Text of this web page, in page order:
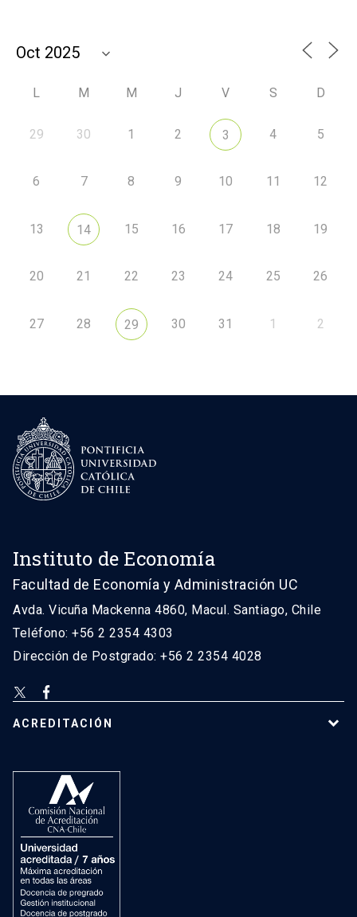
L M M J V S D
29 30 1 2 3 4 5
6 7 8 9 10 11 12
13 14 15 16 17 18 19
20 21 22 23 24 25 26
27 28 29 30 31 1 2
Instituto de Economía
Facultad de Economía y Administración UC
Avda. Vicuña Mackenna 4860, Macul. Santiago, Chile
Teléfono: +56 2 2354 4303
Dirección de Postgrado: +56 2 2354 4028
ACREDITACIÓN